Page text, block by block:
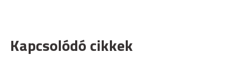
Kapcsolódó cikkek